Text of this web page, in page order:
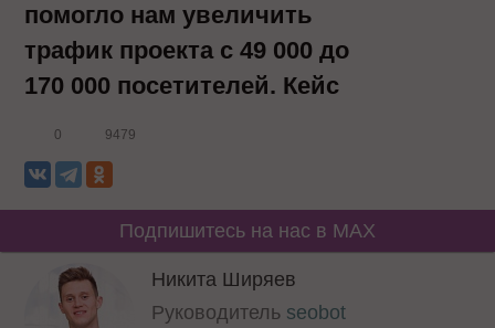
помогло нам увеличить
трафик проекта с 49 000 до
170 000 посетителей. Кейс
0 9479
Подпишитесь на нас в MAX
Никита Ширяев
Руководитель seobot